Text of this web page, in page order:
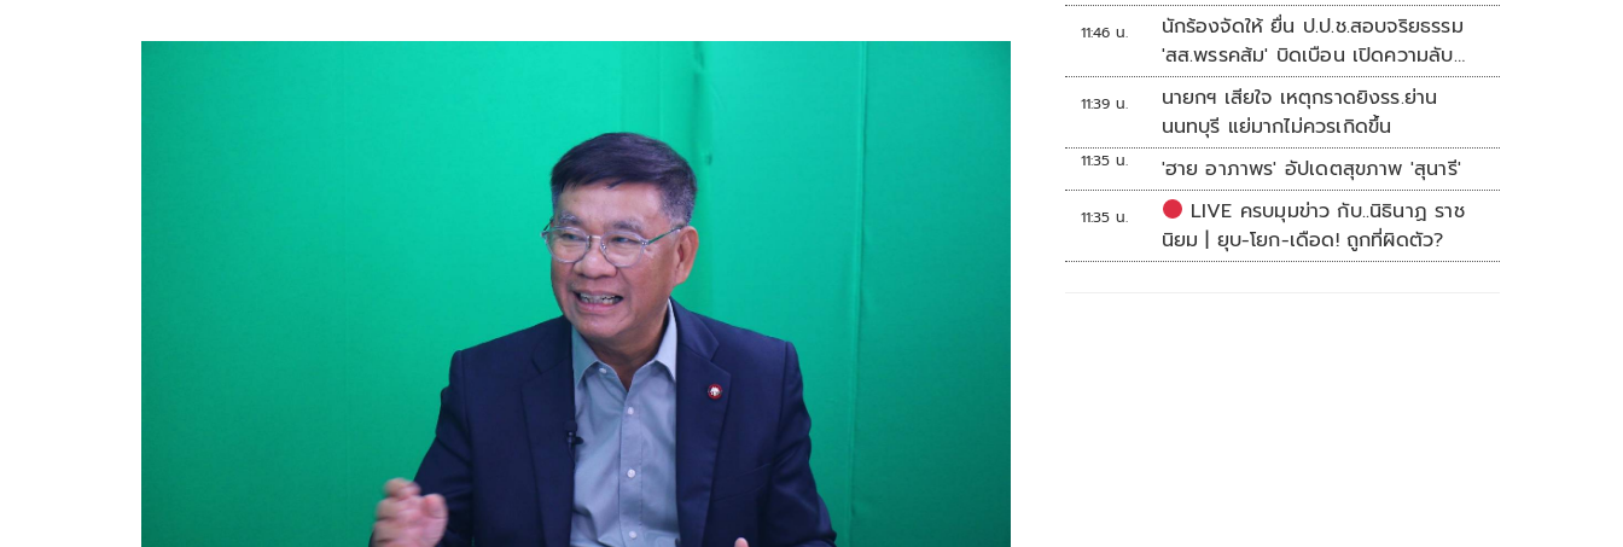
11:46 น.
นักร้องจัดให้ ยื่น ป.ป.ช.สอบจริยธรรม
'สส.พรรคส้ม' บิดเบือน เปิดความลับ
'บังเกอร์ทหาร'
11:39 น.
นายกฯ เสียใจ เหตุกราดยิงรร.ย่าน
นนทบุรี แย่มากไม่ควรเกิดขึ้น
11:35 น. 'ฮาย อาภาพร' อัปเดตสุขภาพ 'สุนารี'
11:35 น.
LIVE ครบมุมข่าว กับ..นิธินาฏ ราช
นิยม | ยุบ-โยก-เดือด! ถูกที่ผิดตัว?